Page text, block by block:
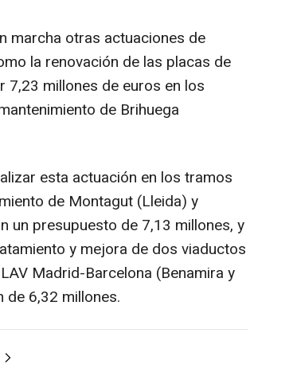
marcha otras actuaciones de
la renovación de las placas de
7,23 millones de euros en los
de Brihuega
esta actuación en los tramos
de Montagut (Lleida) y
un presupuesto de 7,13 millones, y
y mejora de dos viaductos
Madrid-Barcelona (Benamira y
de 6,32 millones.